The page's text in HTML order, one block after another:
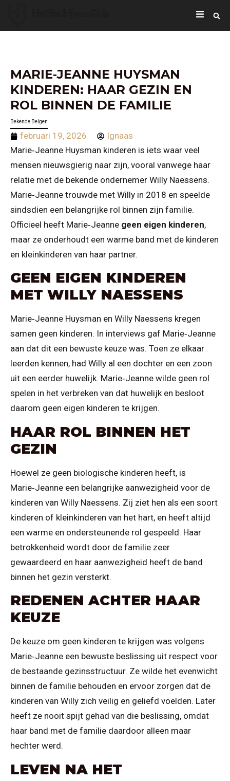
MARIE‑JEANNE HUYSMAN
KINDEREN: HAAR GEZIN EN
ROL BINNEN DE FAMILIE
Bekende Belgen
februari 19, 2026
Ignaas
Marie‑Jeanne Huysman kinderen is iets waar veel
mensen nieuwsgierig naar zijn, vooral vanwege haar
relatie met de bekende ondernemer Willy Naessens.
Marie‑Jeanne trouwde met Willy in 2018 en speelde
sindsdien een belangrijke rol binnen zijn familie.
Officieel heeft Marie‑Jeanne geen eigen kinderen,
maar ze onderhoudt een warme band met de kinderen
en kleinkinderen van haar partner.
GEEN EIGEN KINDEREN
MET WILLY NAESSENS
Marie‑Jeanne Huysman en Willy Naessens kregen
samen geen kinderen. In interviews gaf Marie‑Jeanne
aan dat dit een bewuste keuze was. Toen ze elkaar
leerden kennen, had Willy al een dochter en een zoon
uit een eerder huwelijk. Marie‑Jeanne wilde geen rol
spelen in het verbreken van dat huwelijk en besloot
daarom geen eigen kinderen te krijgen.
HAAR ROL BINNEN HET
GEZIN
Hoewel ze geen biologische kinderen heeft, is
Marie‑Jeanne een belangrijke aanwezigheid voor de
kinderen van Willy Naessens. Zij ziet hen als een soort
kinderen of kleinkinderen van het hart, en heeft altijd
een warme en ondersteunende rol gespeeld. Haar
betrokkenheid wordt door de familie zeer
gewaardeerd en haar aanwezigheid heeft de band
binnen het gezin versterkt.
REDENEN ACHTER HAAR
KEUZE
De keuze om geen kinderen te krijgen was volgens
Marie‑Jeanne een bewuste beslissing uit respect voor
de bestaande gezinsstructuur. Ze wilde het evenwicht
binnen de familie behouden en ervoor zorgen dat de
kinderen van Willy zich veilig en geliefd voelden. Later
heeft ze nooit spijt gehad van die beslissing, omdat
haar band met de familie daardoor alleen maar
hechter werd.
LEVEN NA HET